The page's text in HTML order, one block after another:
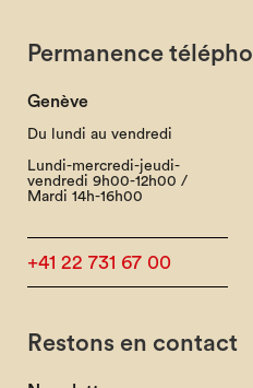
Permanence
Genève
Du lundi au vendredi
Lundi-mercredi-jeudi-
vendredi 9h00-12h00 /
Mardi 14h-16h00
+41 22 731 67 00
Restons en contact